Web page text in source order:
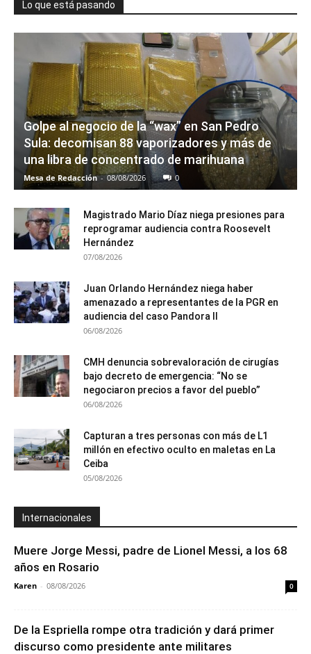
Lo que está pasando
Golpe al negocio de la “wax” en San Pedro
Sula: decomisan 88 vaporizadores y más de
una libra de concentrado de marihuana
Mesa de Redacción - 08/08/2026 0
Magistrado Mario Díaz niega presiones para
reprogramar audiencia contra Roosevelt
Hernández
07/08/2026
Juan Orlando Hernández niega haber
amenazado a representantes de la PGR en
audiencia del caso Pandora II
06/08/2026
CMH denuncia sobrevaloración de cirugías
bajo decreto de emergencia: “No se
negociaron precios a favor del pueblo”
06/08/2026
Capturan a tres personas con más de L1
millón en efectivo oculto en maletas en La
Ceiba
05/08/2026
Internacionales
Muere Jorge Messi, padre de Lionel Messi, a los 68
años en Rosario
Karen - 08/08/2026 0
De la Espriella rompe otra tradición y dará primer
discurso como presidente ante militares